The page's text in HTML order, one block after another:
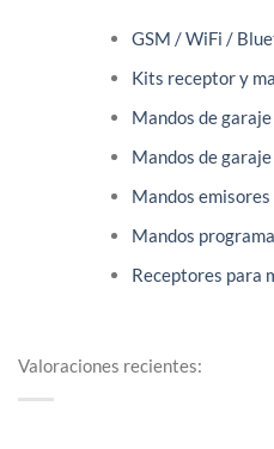
GSM / WiFi /
Kits receptor y
Mandos de
Mandos de
Mandos
Mandos
Receptores para
Valoraciones recientes: